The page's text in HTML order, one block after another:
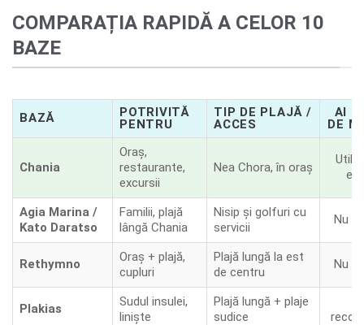
COMPARAȚIA RAPIDĂ A CELOR 10
BAZE
BAZĂ
POTRIVITĂ
PENTRU
TIP DE PLAJĂ /
ACCES
AI
DE
Chania
Oraș,
restaurante,
excursii
Nea Chora, în oraș
Utilă
Agia Marina /
Kato Daratso
Familii, plajă
lângă Chania
Nisip și golfuri cu
servicii
Nu
Rethymno
Oraș + plajă,
cupluri
Plajă lungă la est
de centru
Nu
Plakias
Sudul insulei,
liniște
Plajă lungă + plaje
sudice